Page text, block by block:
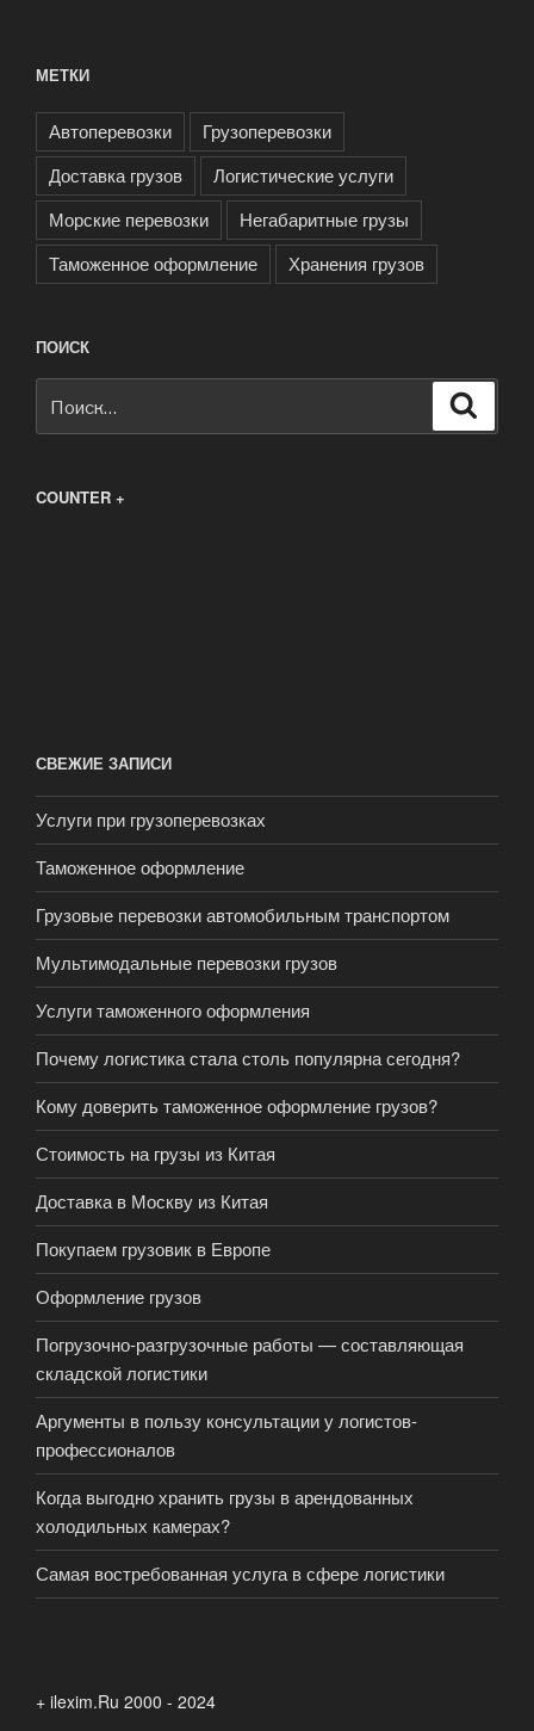
МЕТКИ
Автоперевозки
Грузоперевозки
Доставка грузов
Логистические услуги
Морские перевозки
Негабаритные грузы
Таможенное оформление
Хранения грузов
ПОИСК
COUNTER +
СВЕЖИЕ ЗАПИСИ
Услуги при грузоперевозках
Таможенное оформление
Грузовые перевозки автомобильным транспортом
Мультимодальные перевозки грузов
Услуги таможенного оформления
Почему логистика стала столь популярна сегодня?
Кому доверить таможенное оформление грузов?
Стоимость на грузы из Китая
Доставка в Москву из Китая
Покупаем грузовик в Европе
Оформление грузов
Погрузочно-разгрузочные работы — составляющая
складской логистики
Аргументы в пользу консультации у логистов-
профессионалов
Когда выгодно хранить грузы в арендованных
холодильных камерах?
Самая востребованная услуга в сфере логистики
+ ilexim.Ru 2000 - 2024